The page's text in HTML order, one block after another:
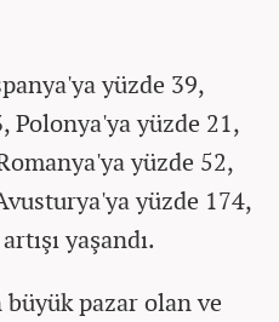
yüzde 39,
Polonya'ya yüzde 21,
yüzde 52,
yüzde 174,
yaşandı.
büyük pazar olan ve